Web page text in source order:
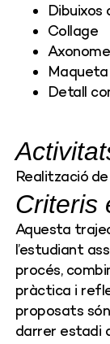
Collage
Maqueta
Detall
Realització
Criteris
Aquesta
l’estudiant
procés,
pràctica i
proposats
darrer estadi